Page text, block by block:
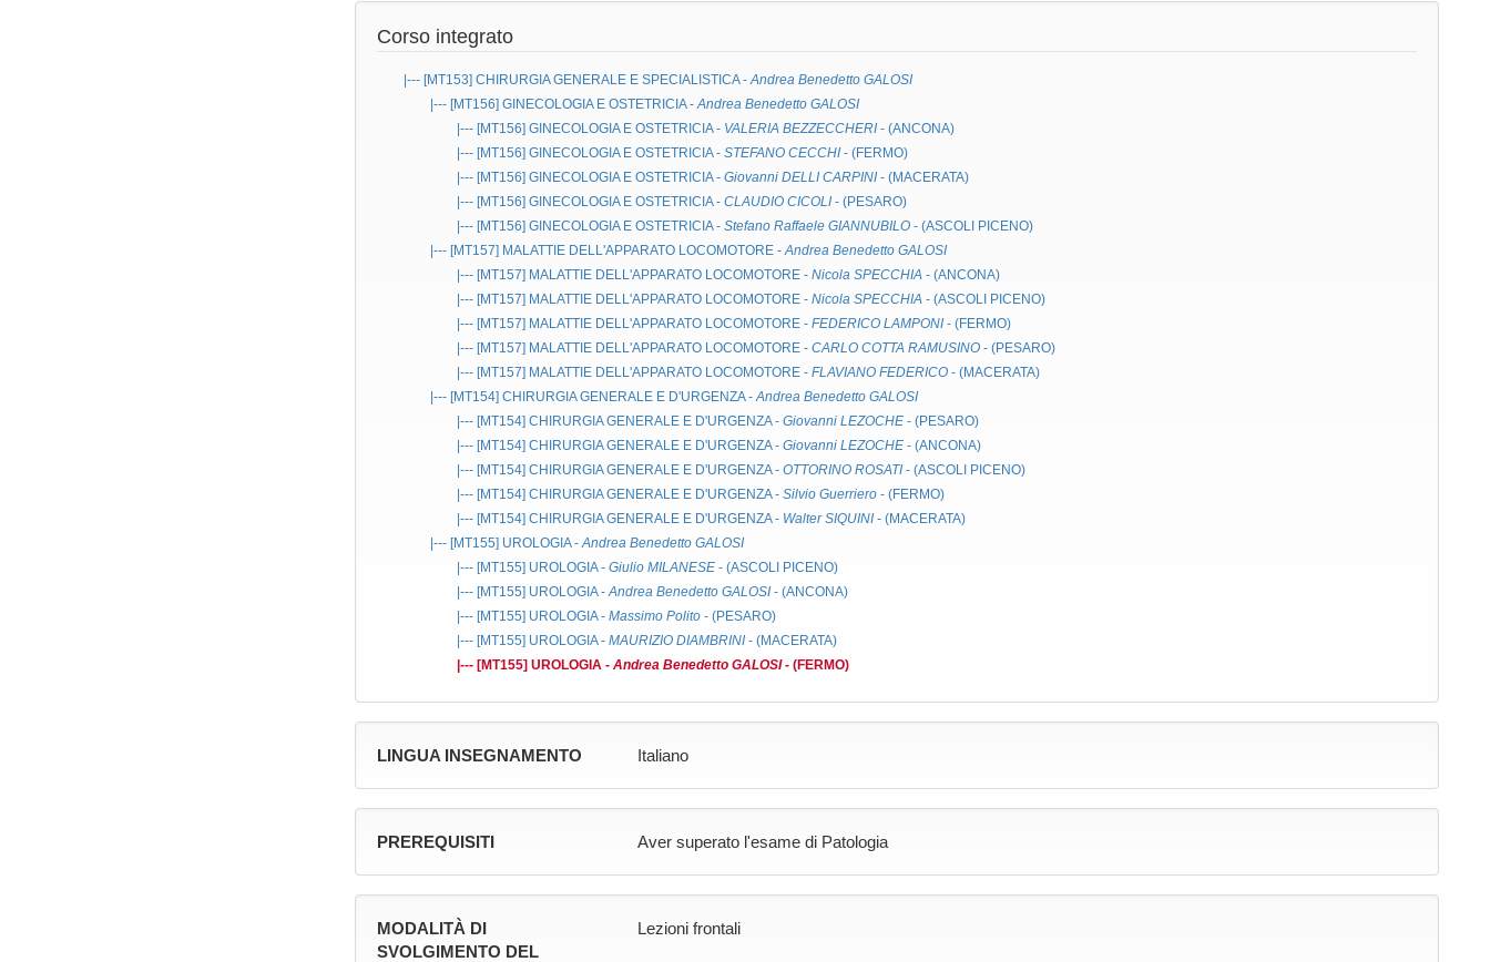
Corso integrato
|--- [MT153] CHIRURGIA GENERALE E SPECIALISTICA-Andrea Benedetto GALOSI
|--- [MT156] GINECOLOGIA E OSTETRICIA-Andrea Benedetto GALOSI
|--- [MT156] GINECOLOGIA E OSTETRICIA- VALERIA BEZZECCHERI - (ANCONA)
|--- [MT156] GINECOLOGIA E OSTETRICIA- STEFANO CECCHI - (FERMO)
|--- [MT156] GINECOLOGIA E OSTETRICIA- Giovanni DELLI CARPINI - (MACERATA)
|--- [MT156] GINECOLOGIA E OSTETRICIA- CLAUDIO CICOLI - (PESARO)
|--- [MT156] GINECOLOGIA E OSTETRICIA- Stefano Raffaele GIANNUBILO - (ASCOLI PICENO)
|--- [MT157] MALATTIE DELL'APPARATO LOCOMOTORE -Andrea Benedetto GALOSI
|--- [MT157] MALATTIE DELL'APPARATO LOCOMOTORE - Nicola SPECCHIA - (ANCONA)
|--- [MT157] MALATTIE DELL'APPARATO LOCOMOTORE - Nicola SPECCHIA - (ASCOLI PICENO)
|--- [MT157] MALATTIE DELL'APPARATO LOCOMOTORE - FEDERICO LAMPONI - (FERMO)
|--- [MT157] MALATTIE DELL'APPARATO LOCOMOTORE - CARLO COTTA RAMUSINO - (PESARO)
|--- [MT157] MALATTIE DELL'APPARATO LOCOMOTORE - FLAVIANO FEDERICO - (MACERATA)
|--- [MT154] CHIRURGIA GENERALE E D'URGENZA-Andrea Benedetto GALOSI
|--- [MT154] CHIRURGIA GENERALE E D'URGENZA- Giovanni LEZOCHE - (PESARO)
|--- [MT154] CHIRURGIA GENERALE E D'URGENZA- Giovanni LEZOCHE - (ANCONA)
|--- [MT154] CHIRURGIA GENERALE E D'URGENZA- OTTORINO ROSATI - (ASCOLI PICENO)
|--- [MT154] CHIRURGIA GENERALE E D'URGENZA- Silvio Guerriero - (FERMO)
|--- [MT154] CHIRURGIA GENERALE E D'URGENZA- Walter SIQUINI - (MACERATA)
|--- [MT155] UROLOGIA-Andrea Benedetto GALOSI
|--- [MT155] UROLOGIA- Giulio MILANESE - (ASCOLI PICENO)
|--- [MT155] UROLOGIA-Andrea Benedetto GALOSI - (ANCONA)
|--- [MT155] UROLOGIA- Massimo Polito - (PESARO)
|--- [MT155] UROLOGIA- MAURIZIO DIAMBRINI - (MACERATA)
|--- [MT155] UROLOGIA - Andrea Benedetto GALOSI- (FERMO)
LINGUA INSEGNAMENTO Italiano
PREREQUISITI Aver superato l'esame di Patologia
MODALITÀ DI
SVOLGIMENTO DEL
Lezioni frontali